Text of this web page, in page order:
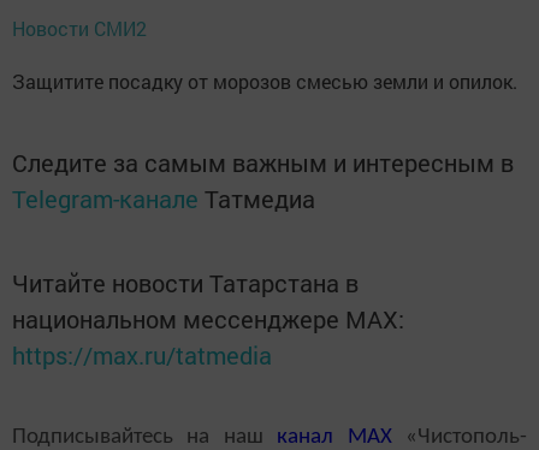
Новости СМИ2
Защитите посадку от морозов смесью земли и опилок.
Следите за самым важным и интересным в
Telegram-канале Татмедиа
Читайте новости Татарстана в
национальном мессенджере MАХ:
https://max.ru/tatmedia
Подписывайтесь на наш канал MAX«Чистополь-